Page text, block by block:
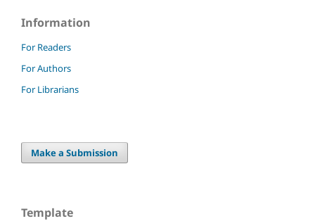
Information
For Readers
For Authors
For Librarians
Make a Submission
Template